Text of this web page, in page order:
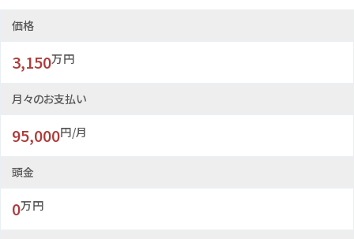
価格
3,150万円
月々のお支払い
95,000円/月
頭金
0万円